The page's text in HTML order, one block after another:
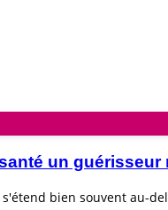
un
bien souvent au-